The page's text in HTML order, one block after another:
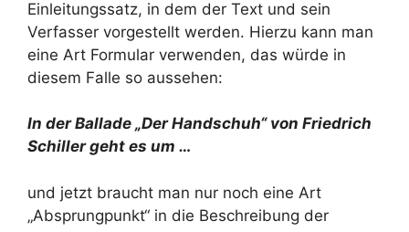
Einleitungssatz, in dem der Text und sein
Verfasser vorgestellt werden. Hierzu kann man
eine Art Formular verwenden, das würde in
diesem Falle so aussehen:
In der Ballade „Der Handschuh“ von Friedrich
Schiller geht es um …
und jetzt braucht man nur noch eine Art
„Absprungpunkt“ in die Beschreibung der